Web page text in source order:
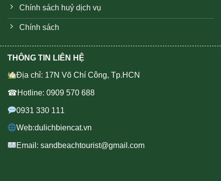
Chính sách huỷ dịch vụ
Chính sách
THÔNG TIN LIÊN HỆ
Địa chỉ: 17N Võ Chí Công, Tp.HCN
☎Hotline: 0909 570 688
0931 330 111
Web:dulichbiencat.vn
Email: sandbeachtourist@gmail.com